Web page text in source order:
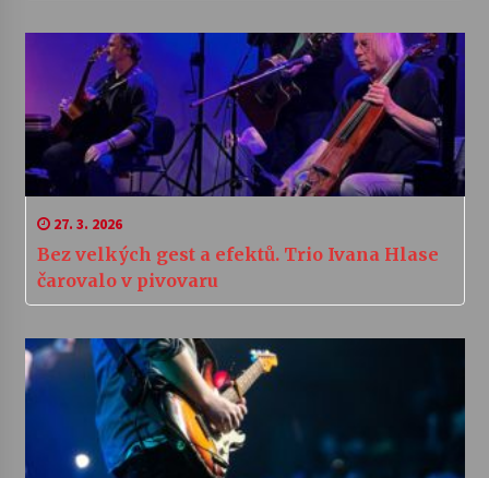
27. 3. 2026
Bez velkých gest a efektů. Trio Ivana Hlase
čarovalo v pivovaru